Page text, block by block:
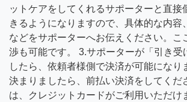
ットケアをしてくれるサポーターと直接
きるようになりますので、具体的な内容
などをサポーターへお伝えください。こ
渉も可能です。 3.サポーターが「引き受
したら、依頼者様側で決済が可能になり
決まりましたら、前払い決済をしてくだ
は、クレジットカードがご利用いただけ